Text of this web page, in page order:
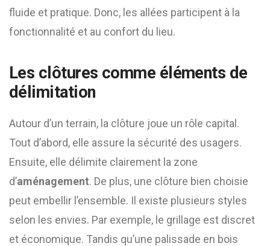
fluide et pratique. Donc, les allées participent à la
fonctionnalité et au confort du lieu.
Les clôtures comme éléments de
délimitation
Autour d’un terrain, la clôture joue un rôle capital.
Tout d’abord, elle assure la sécurité des usagers.
Ensuite, elle délimite clairement la zone
d’aménagement. De plus, une clôture bien choisie
peut embellir l’ensemble. Il existe plusieurs styles
selon les envies. Par exemple, le grillage est discret
et économique. Tandis qu’une palissade en bois